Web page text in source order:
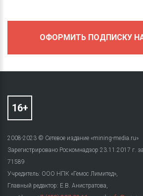
ОФОРМИТЬ ПОДПИСКУ
2008-2023 © Сетевое издание «mining-media.ru»
Зарегистрировано Роскомнадзор 23.11.2017
71589
Учредитель: ООО НПК «Гемос Лимитед»,
Главный редактор: Е.В. Анистратова,